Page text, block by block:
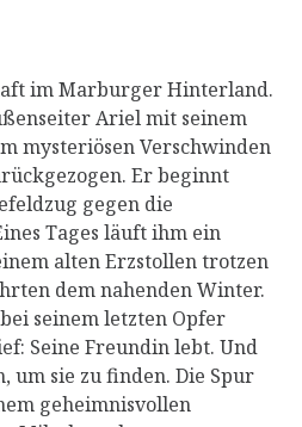
im Marburger Hinterland.
Ariel mit seinem
mysteriösen Verschwinden
Er beginnt
gegen die
Tages läuft ihm ein
alten Erzstollen trotzen
dem nahenden Winter.
seinem letzten Opfer
Seine Freundin lebt. Und
um sie zu finden. Die Spur
geheimnisvollen